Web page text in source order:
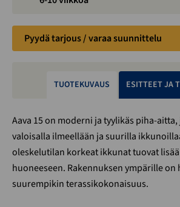
Pyydä tarjous / varaa suunnittelu
TUOTEKUVAUS ESITTEET JA
Aava 15 on moderni ja tyylikäs piha-
valoisalla ilmeellään ja suurilla
oleskelutilan korkeat ikkunat tuovat
huoneeseen. Rakennuksen ympärille
suurempikin terassikokonaisuus.